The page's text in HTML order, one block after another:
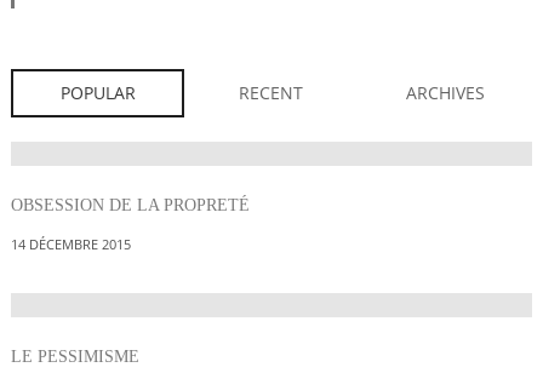
POPULAR RECENT ARCHIVES
OBSESSION DE LA PROPRETÉ
14 DÉCEMBRE 2015
LE PESSIMISME